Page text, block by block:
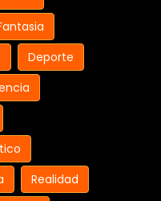
Deporte
Realidad